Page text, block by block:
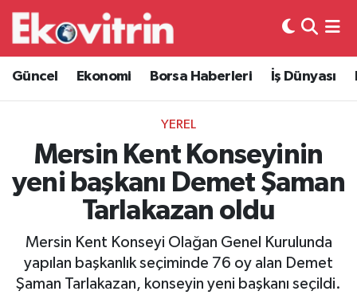
Güncel Ekonomi Borsa Haberleri İş Dünyası
YEREL
Mersin Kent Konseyinin
yeni başkanı Demet Şaman
Tarlakazan oldu
Mersin Kent Konseyi Olağan Genel Kurulunda
yapılan başkanlık seçiminde 76 oy alan Demet
Şaman Tarlakazan, konseyin yeni başkanı seçildi.
Güncel
Ekonomi
Borsa Haberleri
İş Dünyası
Lojistik
Otovitrin
Hava Durumu
Trafik Durumu
Süper Lig Puan Durumu ve Fikstür
Tüm Manşetler
Son Dakika Haberleri
Haber Arşivi